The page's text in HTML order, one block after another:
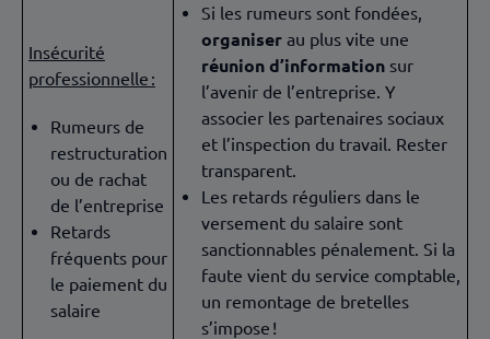
Insécurité
professionnelle :
Rumeurs de
restructuration
ou de rachat
de l’entreprise
Retards
fréquents pour
le paiement du
salaire
Si les rumeurs sont fondées,
organiser au plus vite une
réunion d’information sur
l’avenir de l’entreprise. Y
associer les partenaires sociaux
et l’inspection du travail. Rester
transparent.
Les retards réguliers dans le
versement du salaire sont
sanctionnables pénalement. Si la
faute vient du service comptable,
un remontage de bretelles
s’impose !